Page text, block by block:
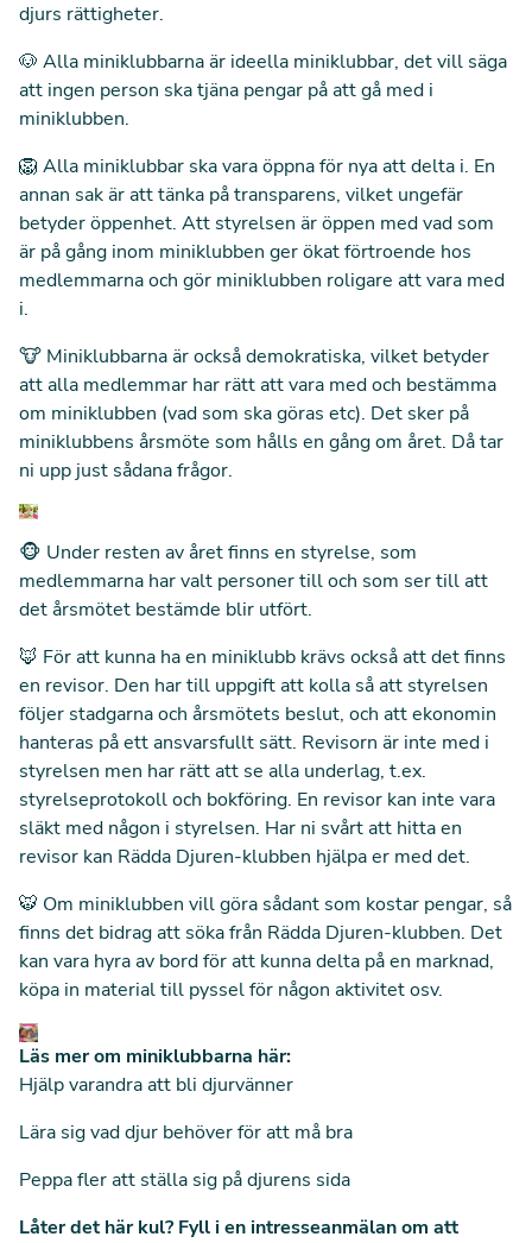
djurs rättigheter.
🐶 Alla miniklubbarna är ideella miniklubbar, det vill säga
att ingen person ska tjäna pengar på att gå med i
miniklubben.
🦁 Alla miniklubbar ska vara öppna för nya att delta i. En
annan sak är att tänka på transparens, vilket ungefär
betyder öppenhet. Att styrelsen är öppen med vad som
är på gång inom miniklubben ger ökat förtroende hos
medlemmarna och gör miniklubben roligare att vara med
i.
🐮 Miniklubbarna är också demokratiska, vilket betyder
att alla medlemmar har rätt att vara med och bestämma
om miniklubben (vad som ska göras etc). Det sker på
miniklubbens årsmöte som hålls en gång om året. Då tar
ni upp just sådana frågor.
🐵 Under resten av året finns en styrelse, som
medlemmarna har valt personer till och som ser till att
det årsmötet bestämde blir utfört.
🦊 För att kunna ha en miniklubb krävs också att det finns
en revisor. Den har till uppgift att kolla så att styrelsen
följer stadgarna och årsmötets beslut, och att ekonomin
hanteras på ett ansvarsfullt sätt. Revisorn är inte med i
styrelsen men har rätt att se alla underlag, t.ex.
styrelseprotokoll och bokföring. En revisor kan inte vara
släkt med någon i styrelsen. Har ni svårt att hitta en
revisor kan Rädda Djuren-klubben hjälpa er med det.
🐯 Om miniklubben vill göra sådant som kostar pengar, så
finns det bidrag att söka från Rädda Djuren-klubben. Det
kan vara hyra av bord för att kunna delta på en marknad,
köpa in material till pyssel för någon aktivitet osv.
Läs mer om miniklubbarna här:
Hjälp varandra att bli djurvänner
Lära sig vad djur behöver för att må bra
Peppa fler att ställa sig på djurens sida
Låter det här kul? Fyll i en intresseanmälan om att